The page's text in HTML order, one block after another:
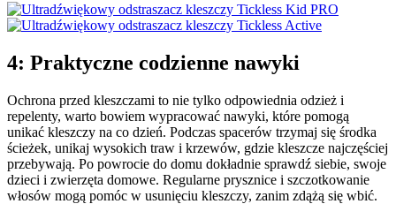
4: Praktyczne codzienne nawyki
Ochrona przed kleszczami to nie tylko odpowiednia odzież i
repelenty, warto bowiem wypracować nawyki, które pomogą
unikać kleszczy na co dzień. Podczas spacerów trzymaj się środka
ścieżek, unikaj wysokich traw i krzewów, gdzie kleszcze najczęściej
przebywają. Po powrocie do domu dokładnie sprawdź siebie, swoje
dzieci i zwierzęta domowe. Regularne prysznice i szczotkowanie
włosów mogą pomóc w usunięciu kleszczy, zanim zdążą się wbić.